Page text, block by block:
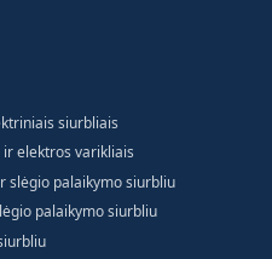
siurbliais
elektros varikliais
slėgio palaikymo siurbliu
palaikymo siurbliu